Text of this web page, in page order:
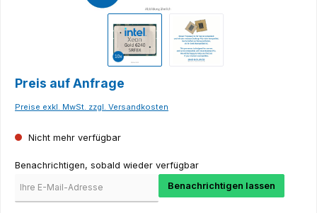
Preis auf Anfrage
Preise exkl. MwSt. zzgl. Versandkosten
Nicht mehr verfügbar
Benachrichtigen, sobald wieder verfügbar
Benachrichtigen lassen